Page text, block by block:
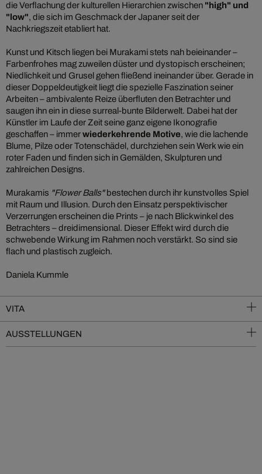
die Verflachung der kulturellen Hierarchien zwischen "high" und
"low", die sich im Geschmack der Japaner seit der
Nachkriegszeit etabliert hat.
Kunst und Kitsch liegen bei Murakami stets nah beieinander –
Farbenfrohes mag zuweilen düster und dystopisch erscheinen;
Niedlichkeit und Grusel gehen fließend ineinander über. Gerade in
dieser Doppeldeutigkeit liegt die spezielle Faszination seiner
Arbeiten – ambivalente Reize überfluten den Betrachter und
saugen ihn ein in diese surreal-bunte Bilderwelt. Dabei hat der
Künstler im Laufe der Zeit seine ganz eigene Ikonografie
geschaffen – immerwiederkehrende Motive, wie die lachende
Blume, Pilze oder Totenschädel, durchziehen sein Werk wie ein
roter Faden und finden sich in Gemälden, Skulpturen und
zahlreichen Designs.
Murakamis "Flower Balls"bestechen durch ihr kunstvolles Spiel
mit Raum und Illusion. Durch den Einsatz perspektivischer
Verzerrungen erscheinen die Prints – je nach Blickwinkel des
Betrachters – dreidimensional. Dieser Effekt wird durch die
schwebende Wirkung im Rahmen noch verstärkt. So sind sie
flach und plastisch zugleich.
Daniela Kummle
VITA
AUSSTELLUNGEN